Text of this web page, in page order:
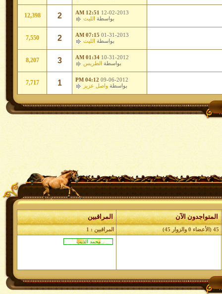
12-02-2013
12:51 AM
بواسطة الليث 2
12,398
01-31-2013
07:15 AM
بواسطة الليث 2
7,550
10-31-2012
01:34 AM
بواسطة الطريس 3
8,207
09-06-2012
04:12 PM
بواسطة واصل عزيز 1
7,717
المتواجدون الآن المراقبين
45 (الأعضاء 0 والزوار 45) المراقبين : 1